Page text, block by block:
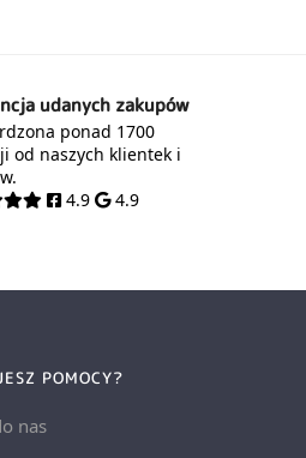
udanych zakupów
ponad 1700
od naszych klientek i
4.9
4.9
POMOCY?
nas